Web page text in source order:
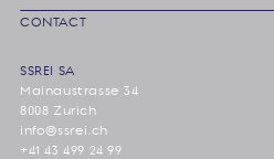
CONTACT
SSREI SA
Mainaustrasse 34
8008 Zurich
info@ssrei.ch
+41 43 499 24 99